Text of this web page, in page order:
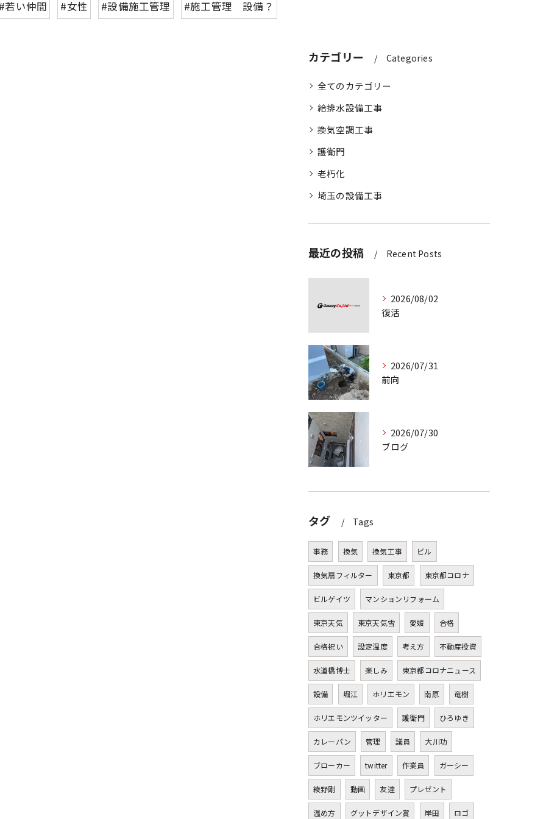
若い仲間 #女性 #設備施工管理 #施工管理 設備？
カテゴリー Categories
全てのカテゴリー
給排水設備工事
換気空調工事
護衛門
老朽化
埼玉の設備工事
最近の投稿 Recent Posts
2026/08/02
復活
2026/07/31
前向
2026/07/30
ブログ
タグ Tags
事務 換気 換気工事 ビル
換気扇フィルター 東京都 東京都コロナ
ビルゲイツ マンションリフォーム
東京天気 東京天気雪 愛媛 合格
合格祝い 設定温度 考え方 不動産投資
水道橋博士 楽しみ 東京都コロナニュース
設備 堀江 ホリエモン 南原 竜樹
ホリエモンツイッター 護衛門 ひろゆき
カレーパン 管理 議員 大川功
ブローカー twitter 作業員 ガーシー
綾野剛 動画 友達 プレゼント
温め方 グットデザイン賞 岸田 ロゴ